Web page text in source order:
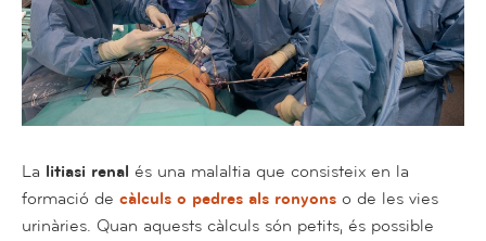
La litiasi renal és una malaltia que consisteix en la
formació de càlculs o pedres als ronyons o de les vies
urinàries. Quan aquests càlculs són petits, és possible